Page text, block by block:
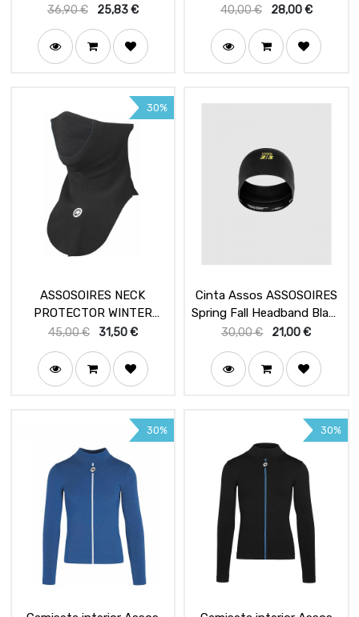
36,90€ 25,83€
blackSeries
40,00€ 28,00€
30%
ASSOSOIRES NECK
PROTECTOR WINTER
blackSeries
45,00€ 31,50€
Cinta Assos ASSOSOIRES
Spring Fall Headband Black
Series
30,00€ 21,00€
30% 30%